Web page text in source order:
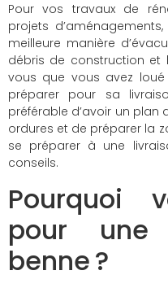
Pour vos travaux de
projets
meilleure manière
débris de construction et
vous que vous avez
préparer pour sa
préférable d’avoir un plan
ordures et de préparer la
se préparer à une
conseils.
Pourquoi
pour une
benne ?